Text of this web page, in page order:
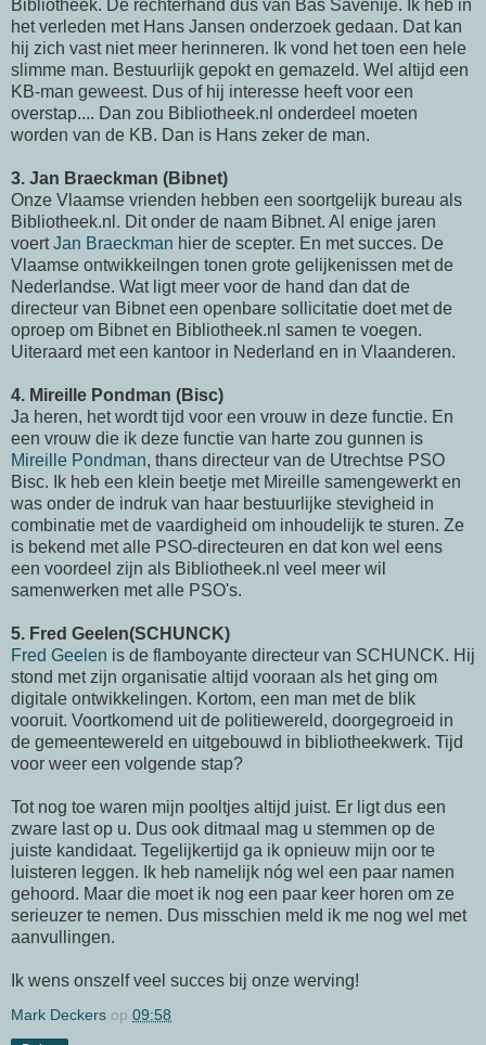
Bibliotheek. De rechterhand dus van Bas Savenije. Ik heb in
het verleden met Hans Jansen onderzoek gedaan. Dat kan
hij zich vast niet meer herinneren. Ik vond het toen een hele
slimme man. Bestuurlijk gepokt en gemazeld. Wel altijd een
KB-man geweest. Dus of hij interesse heeft voor een
overstap.... Dan zou Bibliotheek.nl onderdeel moeten
worden van de KB. Dan is Hans zeker de man.
3. Jan Braeckman (Bibnet)
Onze Vlaamse vrienden hebben een soortgelijk bureau als
Bibliotheek.nl. Dit onder de naam Bibnet. Al enige jaren
voertJan Braeckman hier de scepter. En met succes. De
Vlaamse ontwikkeilngen tonen grote gelijkenissen met de
Nederlandse. Wat ligt meer voor de hand dan dat de
directeur van Bibnet een openbare sollicitatie doet met de
oproep om Bibnet en Bibliotheek.nl samen te voegen.
Uiteraard met een kantoor in Nederland en in Vlaanderen.
4. Mireille Pondman (Bisc)
Ja heren, het wordt tijd voor een vrouw in deze functie. En
een vrouw die ik deze functie van harte zou gunnen is
Mireille Pondman, thans directeur van de Utrechtse PSO
Bisc. Ik heb een klein beetje met Mireille samengewerkt en
was onder de indruk van haar bestuurlijke stevigheid in
combinatie met de vaardigheid om inhoudelijk te sturen. Ze
is bekend met alle PSO-directeuren en dat kon wel eens
een voordeel zijn als Bibliotheek.nl veel meer wil
samenwerken met alle PSO's.
5. Fred Geelen(SCHUNCK)
Fred Geelen is de flamboyante directeur van SCHUNCK. Hij
stond met zijn organisatie altijd vooraan als het ging om
digitale ontwikkelingen. Kortom, een man met de blik
vooruit. Voortkomend uit de politiewereld, doorgegroeid in
de gemeentewereld en uitgebouwd in bibliotheekwerk. Tijd
voor weer een volgende stap?
Tot nog toe waren mijn pooltjes altijd juist. Er ligt dus een
zware last op u. Dus ook ditmaal mag u stemmen op de
juiste kandidaat. Tegelijkertijd ga ik opnieuw mijn oor te
luisteren leggen. Ik heb namelijk nóg wel een paar namen
gehoord. Maar die moet ik nog een paar keer horen om ze
serieuzer te nemen. Dus misschien meld ik me nog wel met
aanvullingen.
Ik wens onszelf veel succes bij onze werving!
Mark Deckers op 09:58